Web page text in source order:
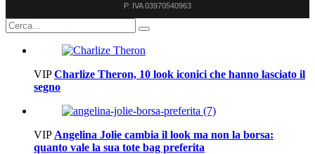
P. IVA 03970540963
VIP Charlize Theron, 10 look iconici che hanno lasciato il
segno
VIP Angelina Jolie cambia il look ma non la borsa:
quanto vale la sua tote bag preferita